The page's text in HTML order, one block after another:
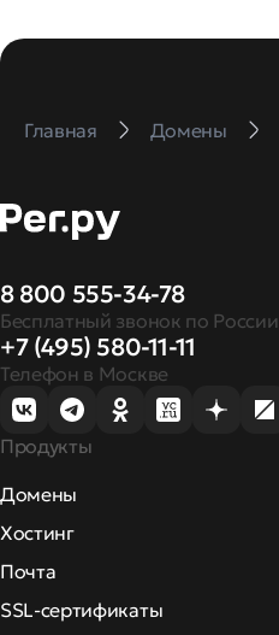
Главная Домены
8 800 555-34-78
Бесплатный звонок по России
+7 (495) 580-11-11
Телефон в Москве
Продукты
Домены
Хостинг
Почта
SSL-сертификаты